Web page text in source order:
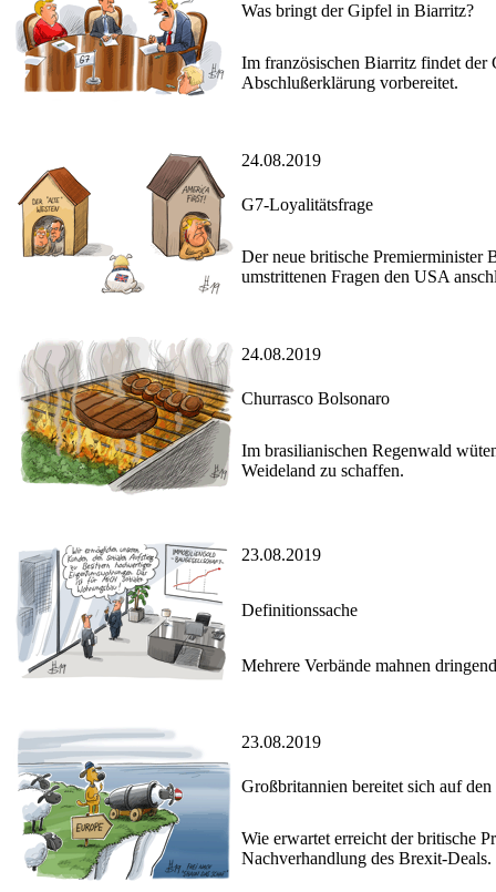
Was bringt der Gipfel in Biarritz?
Im französischen Biarritz findet der
Abschlußerklärung vorbereitet.
24.08.2019
G7-Loyalitätsfrage
Der neue britische Premierminister
umstrittenen Fragen den USA
24.08.2019
Churrasco Bolsonaro
Im brasilianischen Regenwald
Weideland zu schaffen.
23.08.2019
Definitionssache
Mehrere Verbände mahnen
23.08.2019
Großbritannien bereitet sich auf
Wie erwartet erreicht der britische
Nachverhandlung des Brexit-Deals.